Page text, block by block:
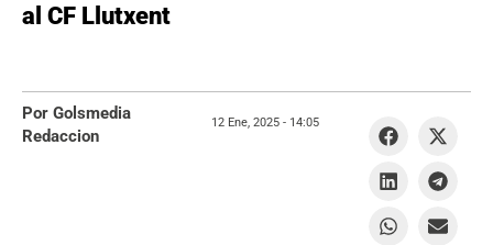
al CF Llutxent
Por Golsmedia
Redaccion
12 Ene, 2025 - 14:05